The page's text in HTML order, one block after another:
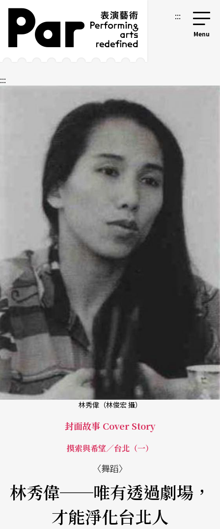
跳到主要內容區塊
網站導覽 :::
:::
林秀偉（林俊宏 攝）
封面故事 Cover Story
摸索與希望／台北（一）
〈舞蹈〉
林秀偉──唯有透過劇場，
才能淨化台北人